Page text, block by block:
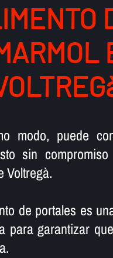
modo, puede
sin
Voltregà.
de portales es
para garantizar